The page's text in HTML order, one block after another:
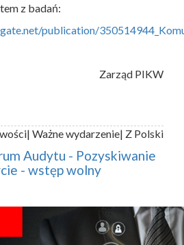
z badań:
publication/
Zarząd PIKW
| Ważne wydarzenie| Z Polski
Audytu - Pozyskiwanie
- wstęp wolny